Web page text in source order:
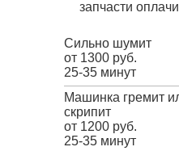
запчасти
Сильно шумит
от 1300 руб.
25-35 минут
Машинка гремит
скрипит
от 1200 руб.
25-35 минут